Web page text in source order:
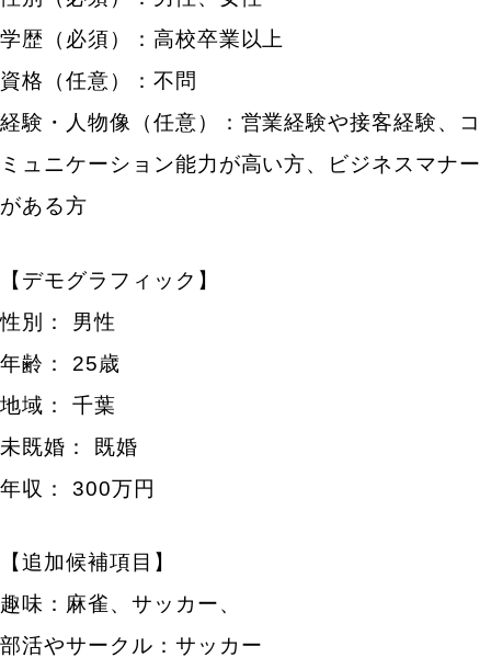
学歴（必須）：高校卒業以上
資格（任意）：不問
経験・人物像（任意）：営業経験や接客経験、コ
ミュニケーション能力が高い方、ビジネスマナー
がある方
【デモグラフィック】
性別： 男性
年齢： 25歳
地域： 千葉
未既婚： 既婚
年収： 300万円
【追加候補項目】
趣味：麻雀、サッカー、
部活やサークル：サッカー